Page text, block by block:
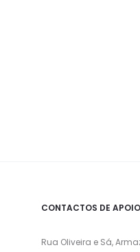
CONTACTOS DE
Rua Oliveira e Sá,